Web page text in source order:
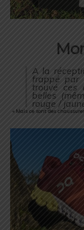
A la
frappé par
trouvé ces
belles
rouge /
« Mais ce sont des